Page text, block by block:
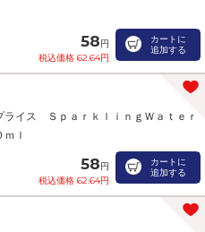
58円
税込価格 62.64円
カートに
追加する
ライス ＳｐａｒｋｌｉｎｇＷａｔｅｒ
ｌ
58円
税込価格 62.64円
カートに
追加する